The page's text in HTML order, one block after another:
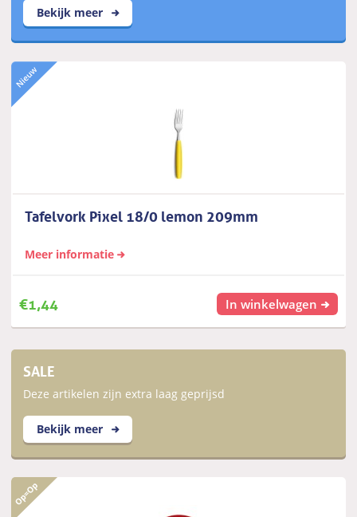
Bekijk meer
Tafelvork Pixel 18/0 lemon 209mm
Meer informatie
€1,44 In winkelwagen
SALE
Deze artikelen zijn extra laag geprijsd
Bekijk meer